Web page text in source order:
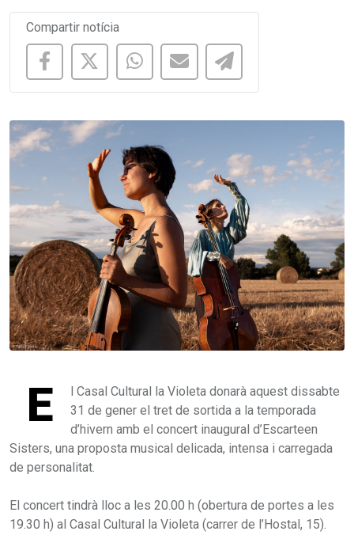
Compartir notícia
E
l Casal Cultural la Violeta donarà aquest dissabte
31 de gener el tret de sortida a la temporada
d’hivern amb el concert inaugural d’Escarteen
Sisters, una proposta musical delicada, intensa i carregada
de personalitat.
El concert tindrà lloc a les 20.00 h (obertura de portes a les
19.30 h) al Casal Cultural la Violeta (carrer de l’Hostal, 15).